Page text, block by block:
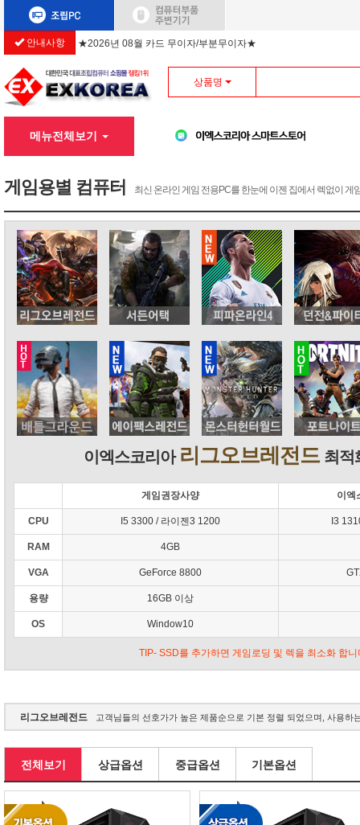
안내사항 ★2026년 08월 카드 무이자/부분무이자★
상품명
메뉴전체보기
게임용별 컴퓨터 최신 온라인 게임 전용PC를 한눈에 이젠 집에서 렉없이 게
이엑스코리아 리그오브레전드 최적
게임권장사양 이엑
CPU I5 3300 / 라이젠3 1200 I3
RAM 4GB
VGA GeForce 8800
용량 16GB 이상
OS Window10
TIP- SSD를 추가하면 게임로딩 및 렉을 최소화 합니
리그오브레전드 고객님들의 선호가가 높은 제품순으로 기본 정렬 되었으며, 사용
전체보기 상급옵션 중급옵션 기본옵션